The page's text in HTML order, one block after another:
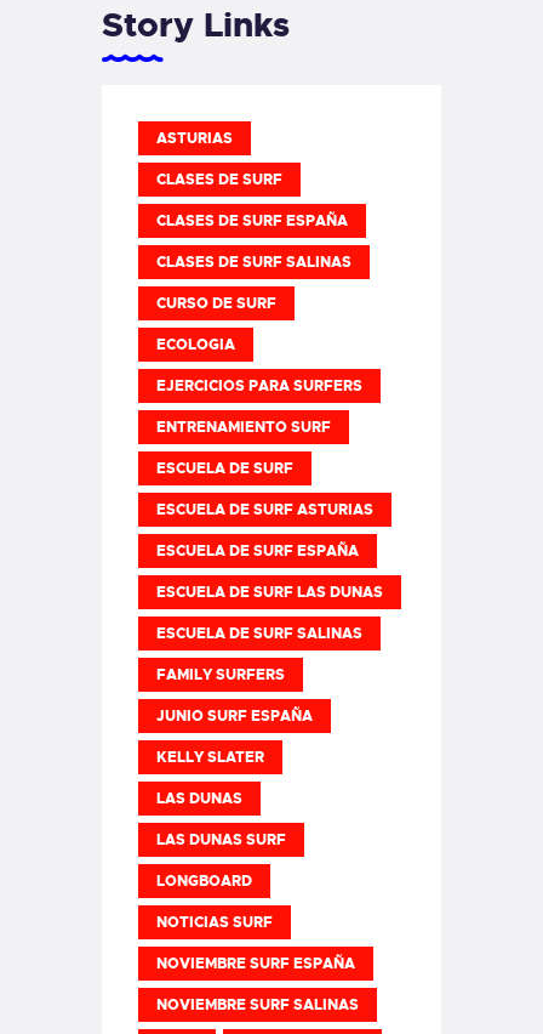
Story Links
ASTURIAS
CLASES DE SURF
CLASES DE SURF ESPAÑA
CLASES DE SURF SALINAS
CURSO DE SURF
ECOLOGIA
EJERCICIOS PARA SURFERS
ENTRENAMIENTO SURF
ESCUELA DE SURF
ESCUELA DE SURF ASTURIAS
ESCUELA DE SURF ESPAÑA
ESCUELA DE SURF LAS DUNAS
ESCUELA DE SURF SALINAS
FAMILY SURFERS
JUNIO SURF ESPAÑA
KELLY SLATER
LAS DUNAS
LAS DUNAS SURF
LONGBOARD
NOTICIAS SURF
NOVIEMBRE SURF ESPAÑA
NOVIEMBRE SURF SALINAS